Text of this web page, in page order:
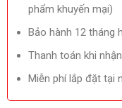
phẩm khuyến mại)
Bảo hành 12 tháng
Thanh toán khi
Miễn phí lắp đặt tại